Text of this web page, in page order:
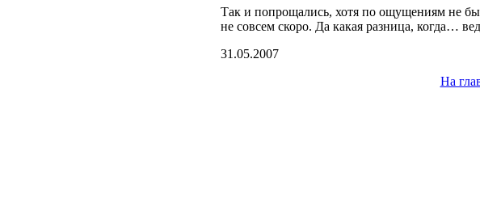
Так и попрощались, хотя по ощущениям не
не совсем скоро. Да какая разница, когда…
31.05.2007
На